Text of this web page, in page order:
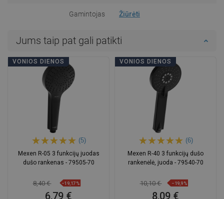
Gamintojas Žiūrėti
Jums taip pat gali patikti
VONIOS DIENOS
(5)
Mexen R-05 3 funkcijų juodas
dušo rankenas - 79505-70
8,40 € −19,17%
6,79 €
VONIOS DIENOS
(6)
Mexen R-40 3 funkcijų dušo
rankenėlė, juoda - 79540-70
10,10 € −19,9%
8,09 €